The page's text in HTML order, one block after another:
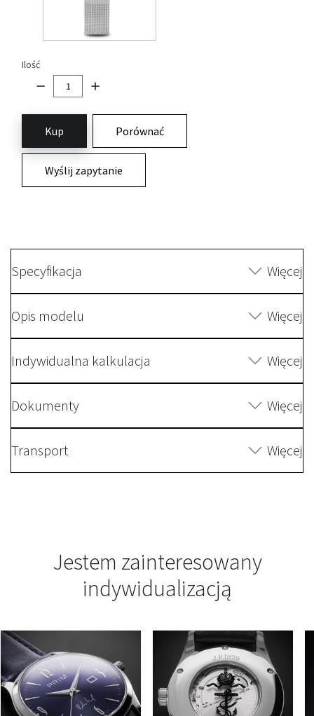
Ilość
Kup Porównać
Wyślij zapytanie
Specyfikacja Więcej
Opis modelu Więcej
Indywidualna kalkulacja Więcej
Dokumenty Więcej
Transport Więcej
Jestem zainteresowany
indywidualizacją